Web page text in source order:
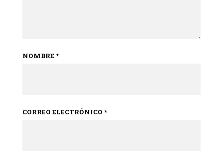
NOMBRE *
CORREO ELECTRÓNICO *